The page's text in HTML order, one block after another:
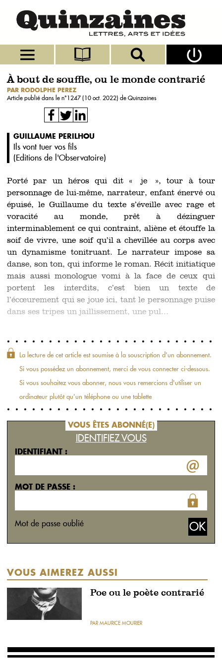
À bout de souffle, ou le monde contrarié
PAR RODOLPHE PEREZ
Article publié dans le n°1247 (10 oct. 2022) de Quinzaines
GUILLAUME PERILHOU
Ils vont tuer vos fils
(Editions de l'Observatoire)
Porté par un héros qui dit « je », tour à tour
personnage de lui-même, narrateur, enfant énervé ou
épuisé, le Guillaume du texte s’éveille avec rage et
voracité au monde, prêt à dézinguer
interminablement ce qui contraint, aliène et étouffe la
soif de vivre, une soif qu’il a chevillée au corps avec
un dynamisme tonitruant. Le narrateur impose sa
danse, son ton, qui informe le roman. Récit initiatique
mais aussi monologue vomi à la face de ceux qui
portent les interdits, c’est bien un texte de
l’écœurement qui se joue ici, tant le personnage puise
dans ses tripes un jaillissement, une pul...
La lecture de cet article est soumise à la souscription d'un abonnement.
Si vous possédez un abonnement, merci de vous connecter ci-dessous.
Si vous souhaitez vous abonner, nous vous remercions d'utiliser un
ordinateur plutôt qu'un téléphone ou une tablette
VOUS ÊTES ABONNÉ(E)
IDENTIFIEZ VOUS
IDENTIFIANT :
MOT DE PASSE :
Mot de passe oublié
VOUS AIMEREZ AUSSI
Poe ou le poète contrarié
PAR MAURICE MOURIER